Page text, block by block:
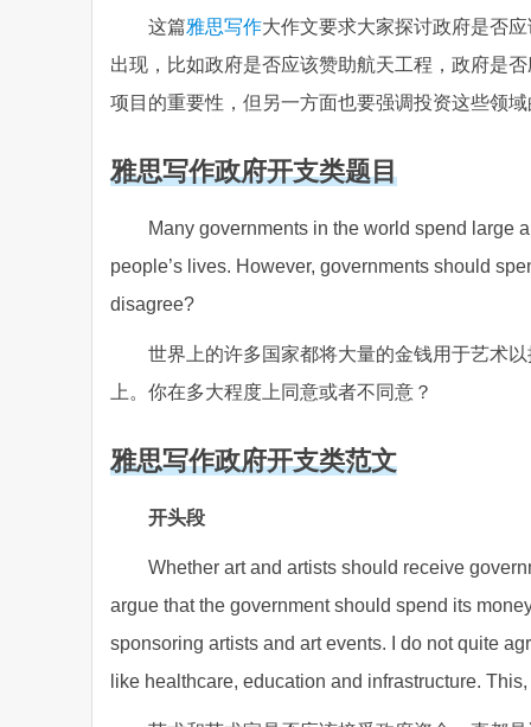
这篇雅思写作大作文要求大家探讨政府是否
出现，比如政府是否应该赞助航天工程，政府是
项目的重要性，但另一方面也要强调投资这些领
雅思写作政府开支类题目
Many governments in the world spend large
people’s lives. However, governments should
disagree?
世界上的许多国家都将大量的金钱用于艺术
上。你在多大程度上同意或者不同意？
雅思写作政府开支类范文
开头段
Whether art and artists should receive
argue that the government should spend its
sponsoring artists and art events. I do not quite
like healthcare, education and infrastructure.